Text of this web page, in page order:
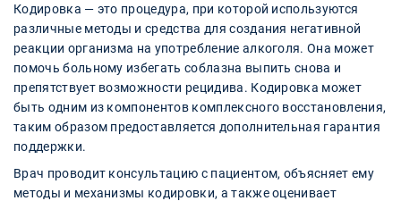
Кодировка — это процедура, при которой используются
различные методы и средства для создания негативной
реакции организма на употребление алкоголя. Она может
помочь больному избегать соблазна выпить снова и
препятствует возможности рецидива. Кодировка может
быть одним из компонентов комплексного восстановления,
таким образом предоставляется дополнительная гарантия
поддержки.
Врач проводит консультацию с пациентом, объясняет ему
методы и механизмы кодировки, а также оценивает